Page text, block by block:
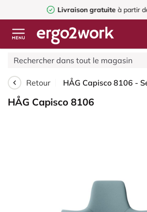
Livraison gratuiteà partir
Retour
HÅG Capisco 8106